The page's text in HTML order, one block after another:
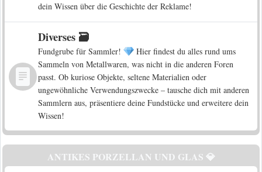
dein Wissen über die Geschichte der Reklame!
Diverses 🗃️
Fundgrube für Sammler!
Hier findest du alles rund ums
Sammeln von Metallwaren, was nicht in die anderen Foren
passt. Ob kuriose Objekte, seltene Materialien oder
ungewöhnliche Verwendungszwecke – tausche dich mit anderen
Sammlern aus, präsentiere deine Fundstücke und erweitere dein
Wissen!
ANTIKES PORZELLAN UND GLAS 💎